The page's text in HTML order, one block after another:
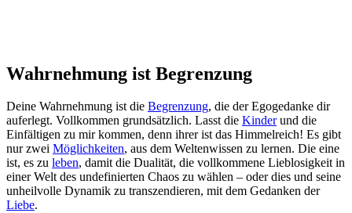
Wahrnehmung ist Begrenzung
Deine Wahrnehmung ist die Begrenzung, die der Egogedanke dir
auferlegt. Vollkommen grundsätzlich. Lasst die Kinderund die
Einfältigen zu mir kommen, denn ihrer ist das Himmelreich! Es gibt
nur zwei Möglichkeiten, aus dem Weltenwissen zu lernen. Die eine
ist, es zu leben, damit die Dualität, die vollkommene Lieblosigkeit in
einer Welt des undefinierten Chaos zu wählen – oder dies und seine
unheilvolle Dynamik zu transzendieren, mit dem Gedanken der
Liebe.